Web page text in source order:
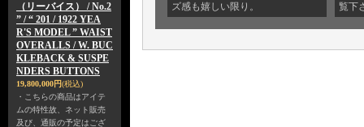
（リーバイス） / No.2
” / “ 201 / 1922 YEA
R'S MODEL ” WAIST
OVERALLS / W. BUC
KLEBACK & SUSPE
NDERS BUTTONS
19,800,000円(税込)
・こちらの商品はアイテ
ムの特性故、ネット販売
及び、通販の予定はござ
ズ感も嬉しい限り。
覧下